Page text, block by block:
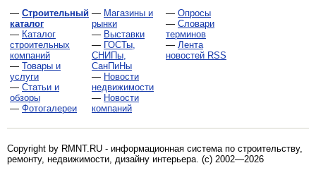
— Строительный
каталог
— Каталог
строительных
компаний
— Товары и
услуги
— Статьи и
обзоры
— Фотогалереи
— Магазины и
рынки
— Выставки
— ГОСТы,
СНИПы,
СанПиНы
— Новости
недвижимости
— Новости
компаний
— Опросы
— Словари
терминов
— Лента
новостей RSS
Copyright by RMNT.RU - информационная система по строительству,
ремонту, недвижимости, дизайну интерьера. (c) 2002—2026